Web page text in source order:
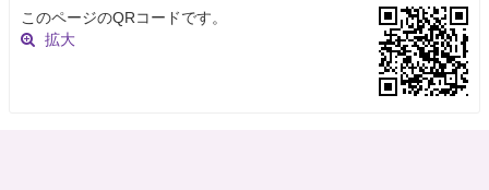
このページのQRコードです。
拡大